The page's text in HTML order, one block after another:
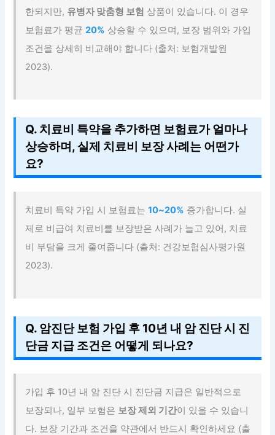
한되지만, 유병자 맞춤형 보험 상품이 있습니다. 이 경우
보험료가 평균20% 상승할 수 있으며, 보장 범위와 가입
조건을 상세히 비교해야 합니다 (출처: 보험개발원
2023).
Q. 치료비 특약을 추가하면 보험료가 얼마나
상승하며, 실제 치료비 보장 사례는 어떤가
요?
치료비 특약 가입 시 보험료는10~20% 증가합니다. 실
제로 비급여 치료비를 보장받은 사례가 늘고 있어, 치료
비 부담을 크게 줄여줍니다 (출처: 건강보험심사평가원
2023).
Q. 암진단 보험 가입 후 10년 내 암 진단 시 진
단금 지급 조건은 어떻게 되나요?
가입 후 10년 내 암 진단 시 진단금 지급은 일반적으로
보장되나, 일부 보험은 보장 제외 기간이 있을 수 있습니
다. 보장 기간과 조건을 약관에서 반드시 확인하세요 (출